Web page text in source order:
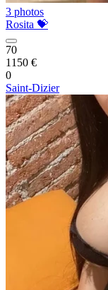
3 photos
Rosita 💝
70
1150 €
0
Saint-Dizier